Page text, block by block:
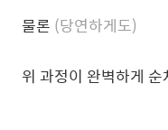
물론 (당연하게도)
위 과정이 완벽하게